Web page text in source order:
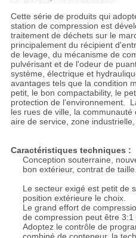
Cette série de produits qui
station de compression est
traitement de déchets sur le
principalement du récipient
de levage, du mécanisme de
pulvérisant et de l'odeur de
système, électrique et
avantages tels que la condition
petit, le bon compactability, le
protection de l'environnement.
les rues de ville, la
aire de service, zone
Caractéristiques techniques :
Conception souterraine,
bon extérieur, contrat de taille.
Le secteur exigé est petit de
position extérieure le choix.
Le grand effort de
de compression peut être
Adoptez le contrôle de